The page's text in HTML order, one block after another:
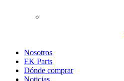
Nosotros
EK Parts
Dónde comprar
Noticias